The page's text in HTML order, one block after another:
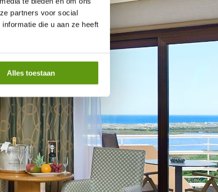
partners voor social
die u aan ze heeft
Alles toestaan